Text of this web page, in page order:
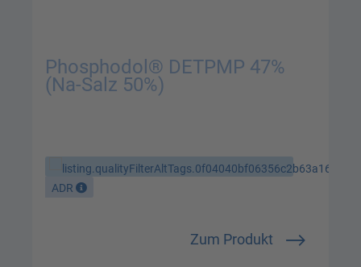
Phosphodol® DETPMP 47%
(Na-Salz 50%)
ADR
Zum Produkt